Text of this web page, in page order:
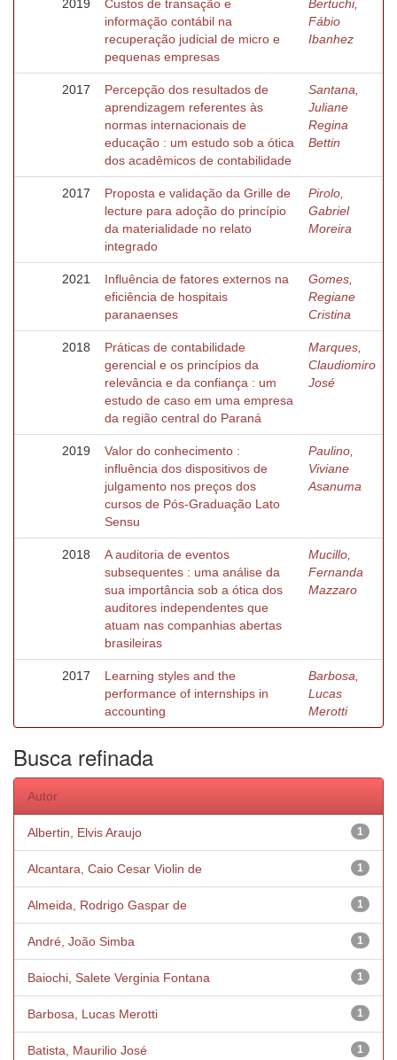
2019
Custos de transação e
informação contábil na
recuperação judicial de micro e
pequenas empresas
Bertuchi,
Fábio
Ibanhez
2017
Percepção dos resultados de
aprendizagem referentes às
normas internacionais de
educação : um estudo sob a ótica
dos acadêmicos de contabilidade
Santana,
Juliane
Regina
Bettin
2017
Proposta e validação da Grille de
lecture para adoção do princípio
da materialidade no relato
integrado
Pirolo,
Gabriel
Moreira
2021
Influência de fatores externos na
eficiência de hospitais
paranaenses
Gomes,
Regiane
Cristina
2018
Práticas de contabilidade
gerencial e os princípios da
relevância e da confiança : um
estudo de caso em uma empresa
da região central do Paraná
Marques,
Claudiomiro
José
2019
Valor do conhecimento :
influência dos dispositivos de
julgamento nos preços dos
cursos de Pós-Graduação Lato
Sensu
Paulino,
Viviane
Asanuma
2018
A auditoria de eventos
subsequentes : uma análise da
sua importância sob a ótica dos
auditores independentes que
atuam nas companhias abertas
brasileiras
Mucillo,
Fernanda
Mazzaro
2017
Learning styles and the
performance of internships in
accounting
Barbosa,
Lucas
Merotti
Busca refinada
Autor
1
Albertin, Elvis Araujo
1
Alcantara, Caio Cesar Violin de
1
Almeida, Rodrigo Gaspar de
1
André, João Simba
1
Baiochi, Salete Verginia Fontana
1
Barbosa, Lucas Merotti
1
Batista, Maurilio José